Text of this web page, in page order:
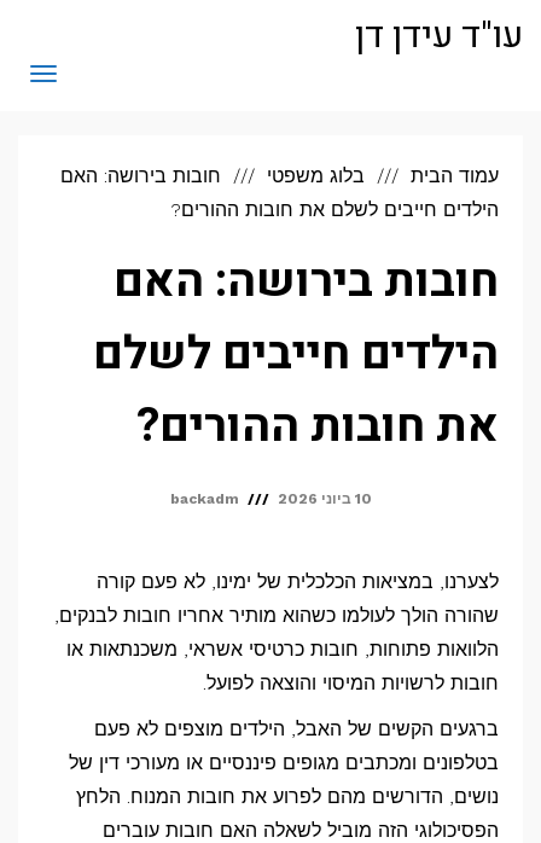
עו"ד עידן דן
עמוד הבית בלוג משפטי
חובות בירושה: האם
הילדים חייבים לשלם את חובות ההורים?
חובות בירושה: האם
הילדים חייבים לשלם
את חובות ההורים?
10 ביוני 2026 backadm
לצערנו, במציאות הכלכלית של ימינו, לא פעם קורה
שהורה הולך לעולמו כשהוא מותיר אחריו חובות לבנקים,
הלוואות פתוחות, חובות כרטיסי אשראי, משכנתאות או
חובות לרשויות המיסוי והוצאה לפועל.
ברגעים הקשים של האבל, הילדים מוצפים לא פעם
בטלפונים ומכתבים מגופים פיננסיים או מעורכי דין של
נושים, הדורשים מהם לפרוע את חובות המנוח. הלחץ
הפסיכולוגי הזה מוביל לשאלה האם חובות עוברים